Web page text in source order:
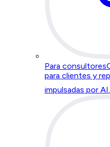
Para consultores
para clientes y
impulsadas por AI.